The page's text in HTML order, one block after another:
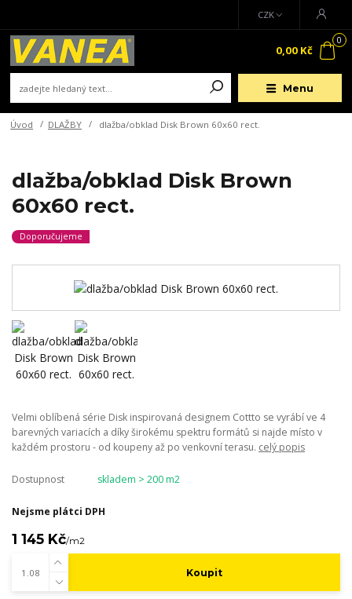
Menu
CZK
0
0,00 Kč
Úvod DLAŽBY dlažba/obklad Disk Brown 60x60 rect.
dlažba/obklad Disk Brown
60x60 rect.
Doporučujeme
Velmi oblíbená série Disk inspirovaná designem Cottto se vyrábí ve 4
barevných variacích a díky širokému spektru formátů si najde místo v
každém prostoru - od koupeny až po venkovní terasu. celý popis
Dostupnost skladem > 200 m2
Nejsme plátci DPH
1 145 Kč/m2
Koupit